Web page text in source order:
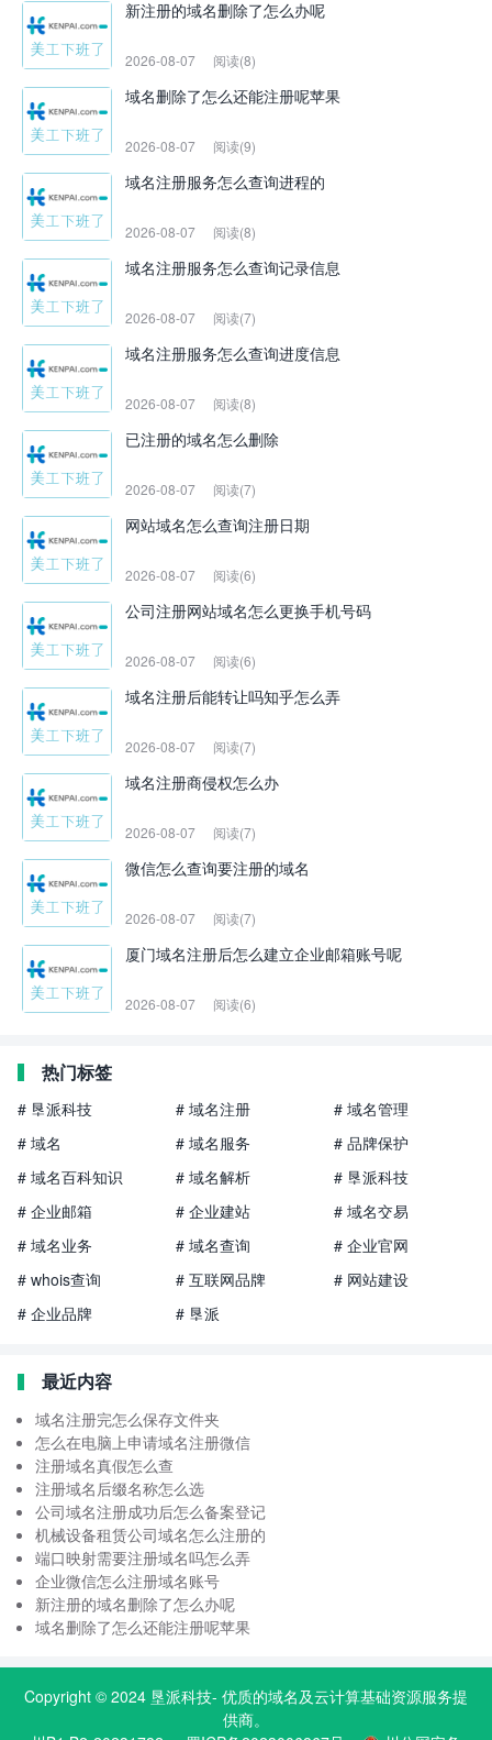
新注册的域名删除了怎么办呢
2026-08-07 阅读(8)
域名删除了怎么还能注册呢苹果
2026-08-07 阅读(9)
域名注册服务怎么查询进程的
2026-08-07 阅读(8)
域名注册服务怎么查询记录信息
2026-08-07 阅读(7)
域名注册服务怎么查询进度信息
2026-08-07 阅读(8)
已注册的域名怎么删除
2026-08-07 阅读(7)
网站域名怎么查询注册日期
2026-08-07 阅读(6)
公司注册网站域名怎么更换手机号码
2026-08-07 阅读(6)
域名注册后能转让吗知乎怎么弄
2026-08-07 阅读(7)
域名注册商侵权怎么办
2026-08-07 阅读(7)
微信怎么查询要注册的域名
2026-08-07 阅读(7)
厦门域名注册后怎么建立企业邮箱账号呢
2026-08-07 阅读(6)
热门标签
# 垦派科技 # 域名注册
# 域名管理
# 域名
# 域名服务
# 品牌保护
# 域名百科知识
# 域名解析
# 垦派科技
# 企业邮箱
# 企业建站
# 域名交易
# 域名业务
# 域名查询
# 企业官网
# whois查询
# 互联网品牌
# 网站建设
# 企业品牌
# 垦派
最近内容
域名注册完怎么保存文件夹
怎么在电脑上申请域名注册微信
注册域名真假怎么查
注册域名后缀名称怎么选
公司域名注册成功后怎么备案登记
机械设备租赁公司域名怎么注册的
端口映射需要注册域名吗怎么弄
企业微信怎么注册域名账号
新注册的域名删除了怎么办呢
域名删除了怎么还能注册呢苹果
Copyright © 2024 垦派科技- 优质的域名及云计算基础资源服务提
供商。